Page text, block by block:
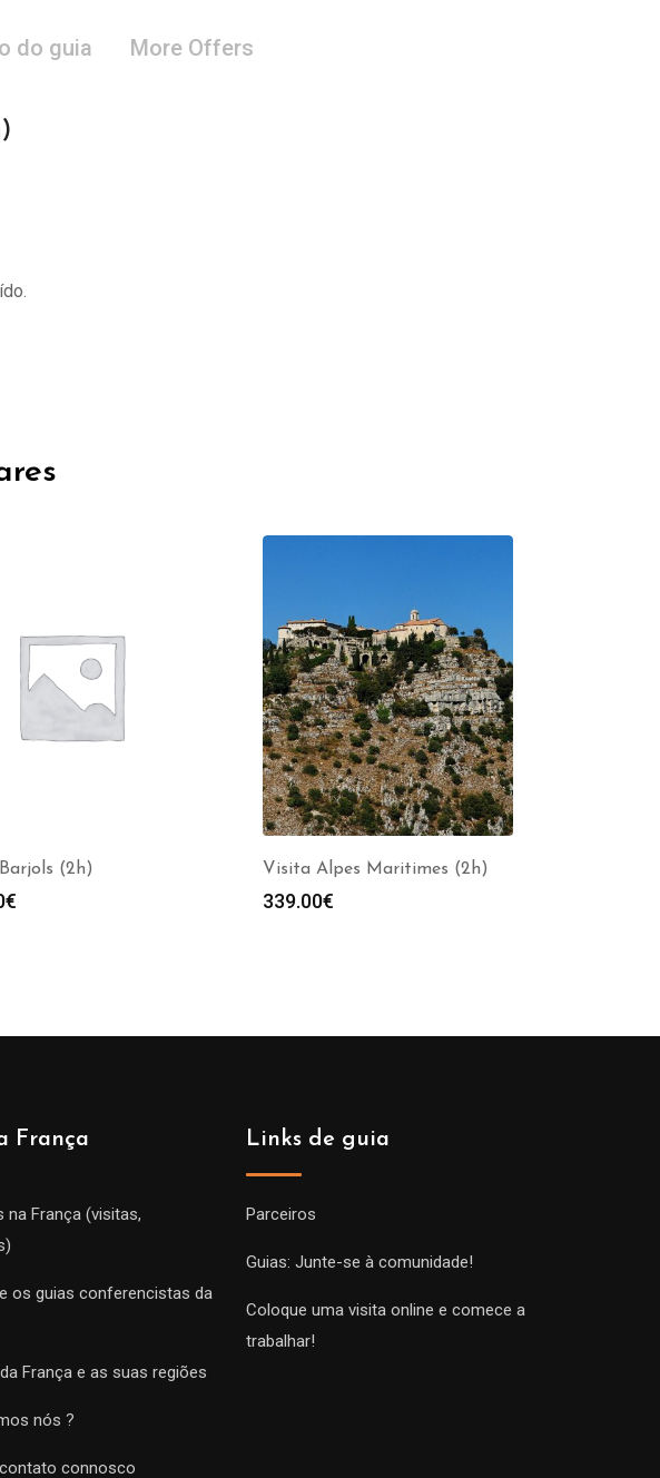
do guia More Offers
(2h)
€
Visita Alpes Maritimes (2h)
339.00€
França
na França (visitas,
os guias conferencistas da
França e as suas regiões
nós ?
connosco
Links de guia
Parceiros
Guias: Junte-se à comunidade!
Coloque uma visita online e comece a
trabalhar!